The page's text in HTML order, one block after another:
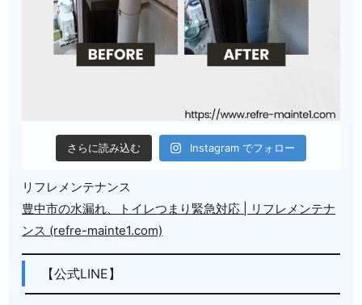
さらに読み込む Instagram でフォロー
リフレメンテナンス
豊中市の水漏れ、トイレつまり緊急対応 | リフレメンテナ
ンス (refre-mainte1.com)
【公式LINE】